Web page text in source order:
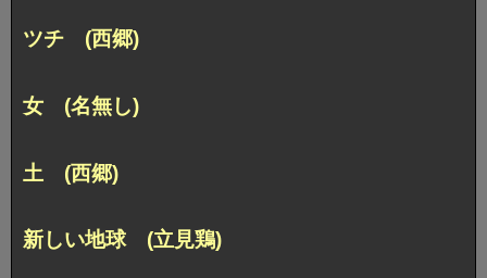
ツチ (西郷)
女 (名無し)
土 (西郷)
新しい地球 (立見鶏)